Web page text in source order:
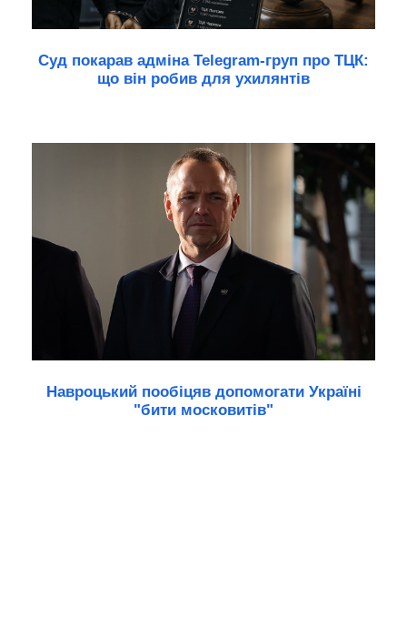
Суд покарав адміна Telegram-груп про ТЦК:
що він робив для ухилянтів
Навроцький пообіцяв допомогати Україні
"бити московитів"